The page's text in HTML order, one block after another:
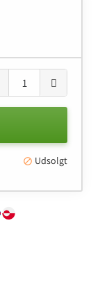
 Udsolgt